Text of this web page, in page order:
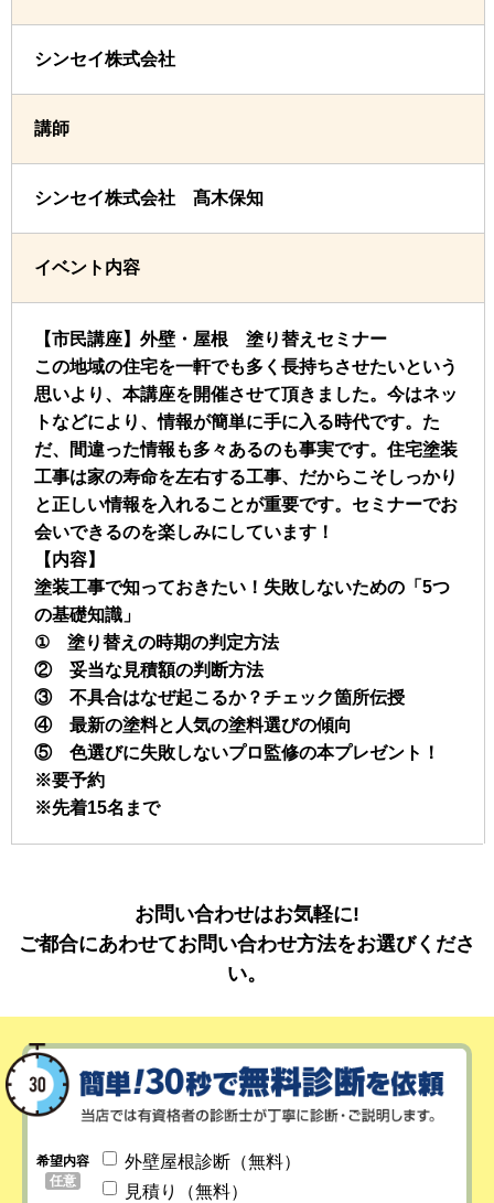
シンセイ株式会社
講師
シンセイ株式会社 髙木保知
イベント内容
【市民講座】外壁・屋根 塗り替えセミナー
この地域の住宅を一軒でも多く長持ちさせたいという
思いより、本講座を開催させて頂きました。今はネッ
トなどにより、情報が簡単に手に入る時代です。た
だ、間違った情報も多々あるのも事実です。住宅塗装
工事は家の寿命を左右する工事、だからこそしっかり
と正しい情報を入れることが重要です。セミナーでお
会いできるのを楽しみにしています！
【内容】
塗装工事で知っておきたい！失敗しないための「5つ
の基礎知識」
① 塗り替えの時期の判定方法
② 妥当な見積額の判断方法
③ 不具合はなぜ起こるか？チェック箇所伝授
④ 最新の塗料と人気の塗料選びの傾向
⑤ 色選びに失敗しないプロ監修の本プレゼント！
※要予約
※先着15名まで
お問い合わせはお気軽に!
ご都合にあわせてお問い合わせ方法をお選びくださ
い。
希望内容
任意
外壁屋根診断（無料）
見積り（無料）